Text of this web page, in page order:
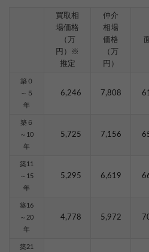
買取相
場価格
（万
円）※
推定
仲介
相場
価格
（万
円）
築０
～５
年
6,246 7,808
築６
～10
年
5,725 7,156
築11
～15
年
5,295 6,619
築16
～20
年
4,778 5,972
築21